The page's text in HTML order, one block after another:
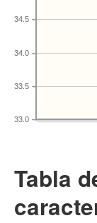
33.0
33.5
34.0
34.5
Tabla